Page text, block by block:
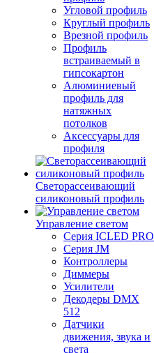
Угловой профиль
Круглый профиль
Врезной профиль
Профиль
встраиваемый в
гипсокартон
Алюминиевый
профиль для
натяжных
потолков
Аксессуары для
профиля
Светорассеивающий
силиконовый профиль
Управление светом
Серия ICLED PRO
Серия JM
Контроллеры
Диммеры
Усилители
Декодеры DMX
512
Датчики
движения, звука и
света